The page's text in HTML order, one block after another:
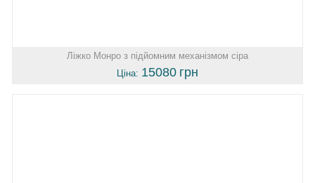
Ліжко Монро з підйомним механізмом сіра
Ціна: 15080 грн